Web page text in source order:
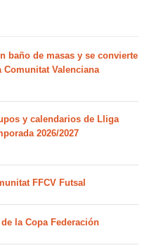
baño de masas y se convierte
Valenciana
y calendarios de Lliga
2026/2027
FFCV Futsal
la Copa Federación